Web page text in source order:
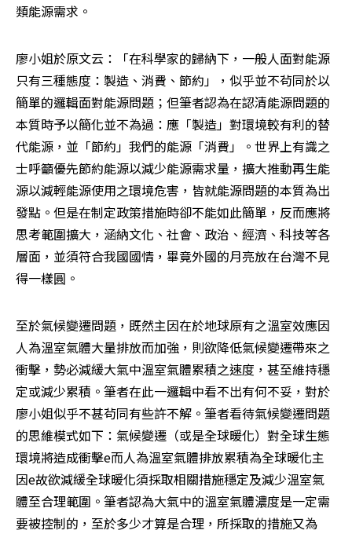
類能源需求。
廖小姐於原文云：「在科學家的歸納下，一般人面對能源
只有三種態度：製造、消費、節約」，似乎並不茍同於以
簡單的邏輯面對能源問題；但筆者認為在認清能源問題的
本質時予以簡化並不為過：應「製造」對環境較有利的替
代能源，並「節約」我們的能源「消費」。世界上有識之
士呼籲優先節約能源以減少能源需求量，擴大推動再生能
源以減輕能源使用之環境危害，皆就能源問題的本質為出
發點。但是在制定政策措施時卻不能如此簡單，反而應將
思考範圍擴大，涵納文化、社會、政治、經濟、科技等各
層面，並須符合我國國情，畢竟外國的月亮放在台灣不見
得一樣圓。
至於氣候變遷問題，既然主因在於地球原有之溫室效應因
人為溫室氣體大量排放而加強，則欲降低氣候變遷帶來之
衝擊，勢必減緩大氣中溫室氣體累積之速度，甚至維持穩
定或減少累積。筆者在此一邏輯中看不出有何不妥，對於
廖小姐似乎不甚茍同有些許不解。筆者看待氣候變遷問題
的思維模式如下：氣候變遷（或是全球暖化）對全球生態
環境將造成衝擊e而人為溫室氣體排放累積為全球暖化主
因e故欲減緩全球暖化須採取相關措施穩定及減少溫室氣
體至合理範圍。筆者認為大氣中的溫室氣體濃度是一定需
要被控制的，至於多少才算是合理，所採取的措施又為